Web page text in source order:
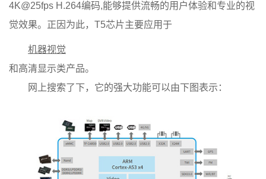
4K@25fps H.264编码,能够提供流畅的用户体验和专业的视
觉效果。正因为此，T5芯片主要应用于
机器视觉
和高清显示类产品。
网上搜索了下，它的强大功能可以由下图表示：